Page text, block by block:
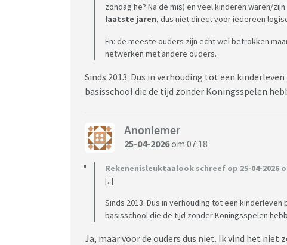
zondag he? Na de mis) en veel kinderen waren/
laatste jaren, dus niet direct voor iedereen
En: de meeste ouders zijn echt wel betrokken
netwerken met andere ouders.
Sinds 2013. Dus in verhouding tot een
basisschool die de tijd zonder Koningsspelen
Anoniemer
25-04-2026om 07:18
Rekenenisleuktaalook schreef op 25-04-2026
[..]
Sinds 2013. Dus in verhouding tot een
basisschool die de tijd zonder Koningsspelen
Ja, maar voor de ouders dus niet. Ik vind het niet